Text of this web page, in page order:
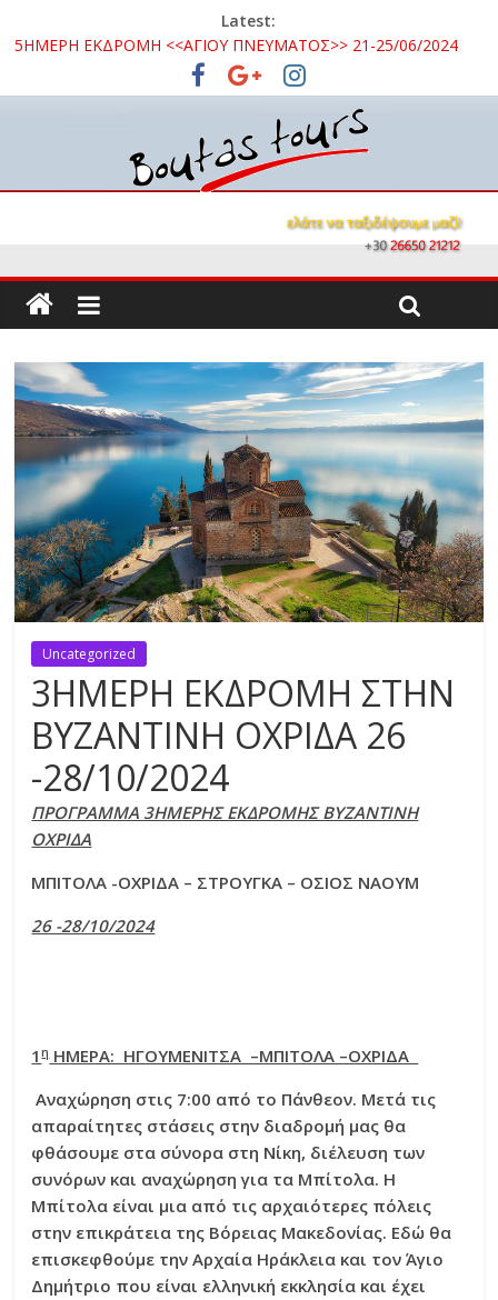
Latest:
5ΗΜΕΡΗ ΕΚΔΡΟΜΗ <<ΑΓΙΟΥ ΠΝΕΥΜΑΤΟΣ>> 21-25/06/2024
3ΗΜΕΡΗ ΕΚΔΡΟΜΗ ΣΤΑ ΚΑΛΑΒΡΥΤΑ 16 – 18/10/2026
3ΗΜΕΡΗ ΕΚΔΡΟΜΗ ΚΑΒΑΛΑ – ΘΑΣΟΣ – ΣΠΗΛΑΙΟ ΑΛΙΣΤΡΑΤΗΣ
– ΛΙΜΝΗ ΚΕΡΚΙΝΗ 08 – 10 / 09 /2026
3ΗΜΕΡΗ ΕΚΔΡΟΜΗ ΣΤΗΝ ΒΥΖΑΝΤΙΝΗ ΟΧΡΙΔΑ 26 -28/10/2024
ΜΟΝΟΗΜΕΡΗ ΕΚΔΡΟΜΗ ΝΑΥΠΑΚΤΟΣ – ΤΡΙΖΟΝΙΑ 15/09/2024
Uncategorized
3ΗΜΕΡΗ ΕΚΔΡΟΜΗ ΣΤΗΝ
ΒΥΖΑΝΤΙΝΗ ΟΧΡΙΔΑ 26
-28/10/2024
ΠΡΟΓΡΑΜΜΑ 3ΗΜΕΡΗΣ ΕΚΔΡΟΜΗΣ ΒΥΖΑΝΤΙΝΗ
ΟΧΡΙΔΑ
ΜΠΙΤΟΛΑ -ΟΧΡΙΔΑ – ΣΤΡΟΥΓΚΑ – ΟΣΙΟΣ ΝΑΟΥΜ
26 -28/10/2024
1ηΗΜΕΡΑ: ΗΓΟΥΜΕΝΙΤΣΑ –ΜΠΙΤΟΛΑ –ΟΧΡΙΔΑ
Αναχώρηση στις 7:00 από το Πάνθεον. Μετά τις
απαραίτητες στάσεις στην διαδρομή μας θα
φθάσουμε στα σύνορα στη Νίκη, διέλευση των
συνόρων και αναχώρηση για τα Μπίτολα. Η
Μπίτολα είναι μια από τις αρχαιότερες πόλεις
στην επικράτεια της Βόρειας Μακεδονίας. Εδώ θα
επισκεφθούμε την Αρχαία Ηράκλεια και τον Άγιο
Δημήτριο που είναι ελληνική εκκλησία και έχει